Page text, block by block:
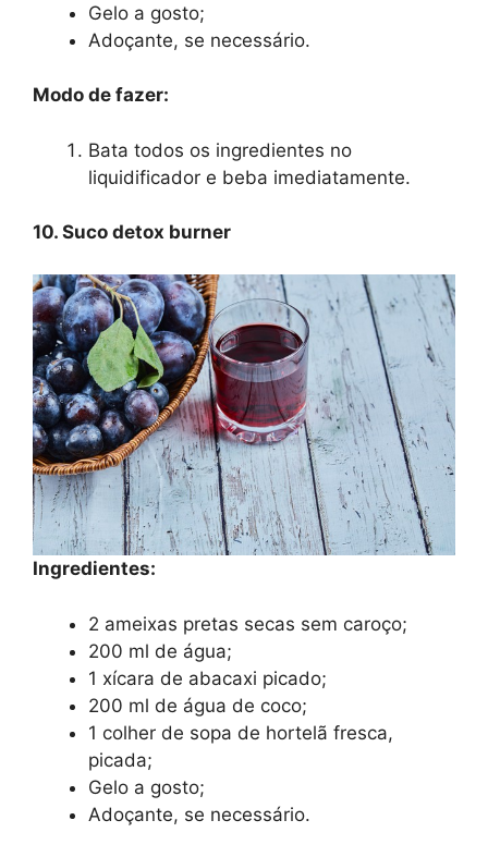
Gelo a gosto;
Adoçante, se necessário.
Modo de fazer:
Bata todos os ingredientes no
liquidificador e beba imediatamente.
10. Suco detox burner
Ingredientes:
2 ameixas pretas secas sem caroço;
200 ml de água;
1 xícara de abacaxi picado;
200 ml de água de coco;
1 colher de sopa de hortelã fresca,
picada;
Gelo a gosto;
Adoçante, se necessário.